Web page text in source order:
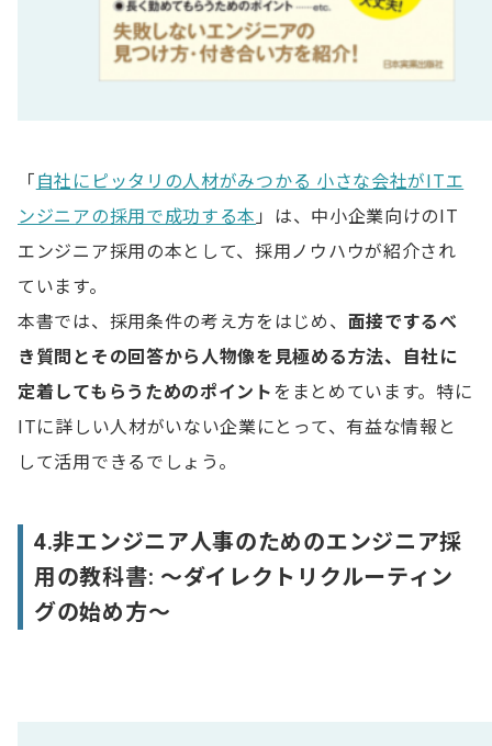
「 自社にピッタリの人材がみつかる 小さな会社がITエ
ンジニアの採用で成功する本 」は、中小企業向けのIT
エンジニア採用の本として、採用ノウハウが紹介され
ています。
本書では、採用条件の考え方をはじめ、 面接でするべ
き質問とその回答から人物像を見極める方法、自社に
定着してもらうためのポイント をまとめています。特に
ITに詳しい人材がいない企業にとって、有益な情報と
して活用できるでしょう。
4.非エンジニア人事のためのエンジニア採
用の教科書: ～ダイレクトリクルーティン
グの始め方～